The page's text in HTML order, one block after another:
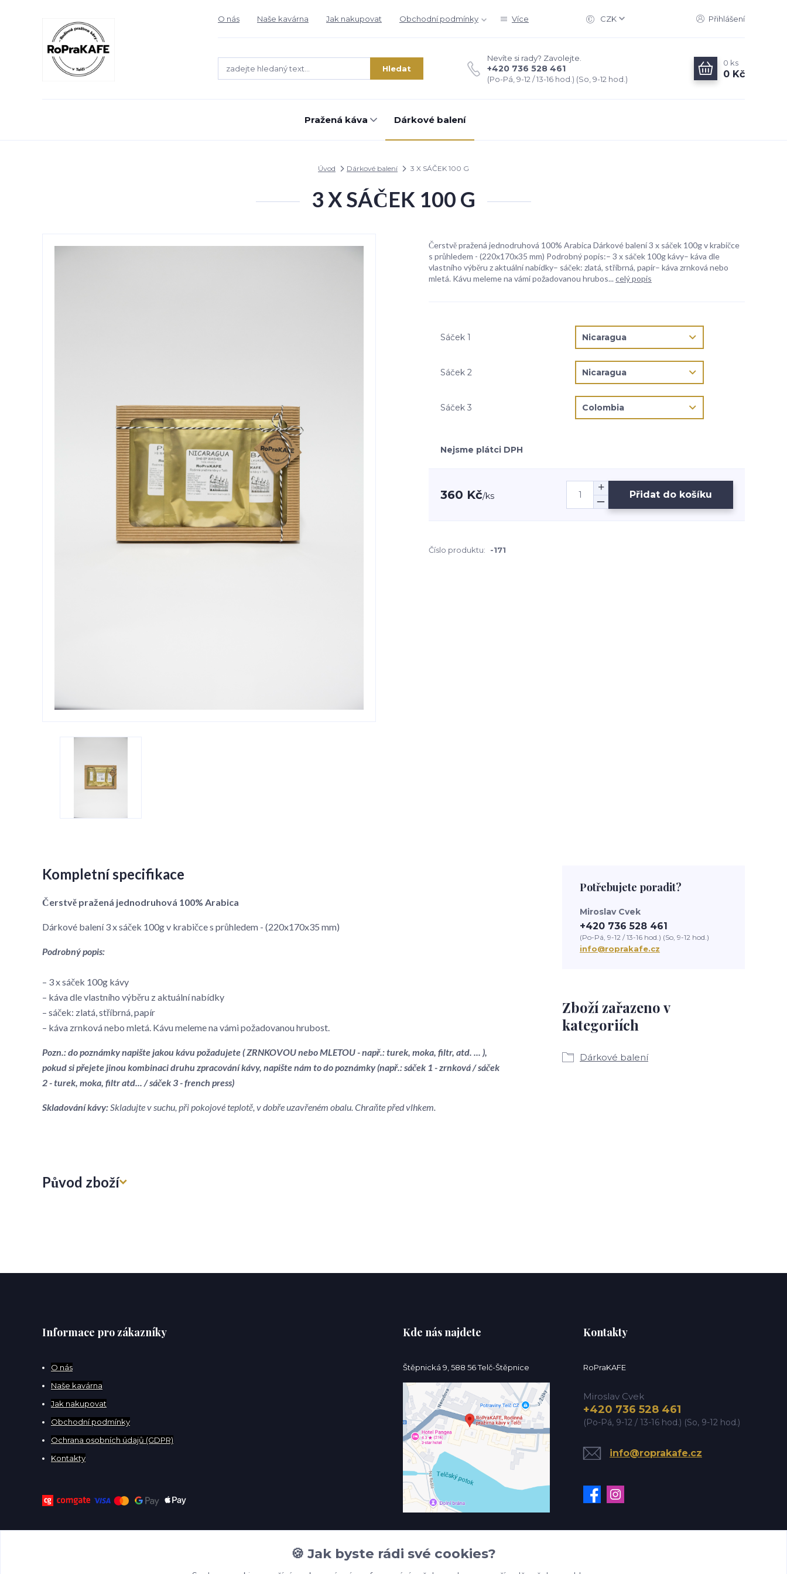
O nás Naše kavárna Jak nakupovat Obchodní podmínky Více CZK Přihlášení
Hledat
Nevíte si rady? Zavolejte.
+420 736 528 461
(Po-Pá, 9-12 / 13-16 hod.) (So, 9-12 hod.)
0 ks
0 Kč
Pražená káva Dárkové balení
Úvod Dárkové balení 3 X SÁČEK 100 G
3 X SÁČEK 100 G
Čerstvě pražená jednodruhová 100% Arabica Dárkové balení 3 x sáček 100g v krabičce
s průhledem - (220x170x35 mm) Podrobný popis:– 3 x sáček 100g kávy– káva dle
vlastního výběru z aktuální nabídky– sáček: zlatá, stříbrná, papír– káva zrnková nebo
mletá. Kávu meleme na vámi požadovanou hrubos... celý popis
Sáček 1
Sáček 2
Sáček 3
Nejsme plátci DPH
360 Kč/ks Přidat do košíku
Číslo produktu: -171
Kompletní specifikace
Čerstvě pražená jednodruhová 100% Arabica
Dárkové balení 3 x sáček 100g v krabičce s průhledem - (220x170x35 mm)
Podrobný popis:
– 3 x sáček 100g kávy
– káva dle vlastního výběru z aktuální nabídky
– sáček: zlatá, stříbrná, papír
– káva zrnková nebo mletá. Kávu meleme na vámi požadovanou hrubost.
Pozn.: do poznámky napište jakou kávu požadujete ( ZRNKOVOU nebo MLETOU - např.: turek, moka, filtr, atd. ... ),
pokud si přejete jinou kombinaci druhu zpracování kávy, napište nám to do poznámky (např.: sáček 1 - zrnková / sáček
2 - turek, moka, filtr atd... / sáček 3 - french press)
Skladování kávy:Skladujte v suchu, při pokojové teplotě, v dobře uzavřeném obalu. Chraňte před vlhkem.
Původ zboží
Zboží zařazeno v
kategoriích
Dárkové balení
Potřebujete poradit?
Miroslav Cvek
+420 736 528 461
(Po-Pá, 9-12 / 13-16 hod.) (So, 9-12 hod.)
info@roprakafe.cz
Informace pro zákazníky
O nás
Naše kavárna
Jak nakupovat
Obchodní podmínky
Ochrana osobních údajů (GDPR)
Kontakty
Kde nás najdete
Štěpnická 9, 588 56 Telč-Štěpnice
Kontakty
RoPraKAFE
Miroslav Cvek
+420 736 528 461
(Po-Pá, 9-12 / 13-16 hod.) (So, 9-12 hod.)
info@roprakafe.cz
🍪 Jak byste rádi své cookies?